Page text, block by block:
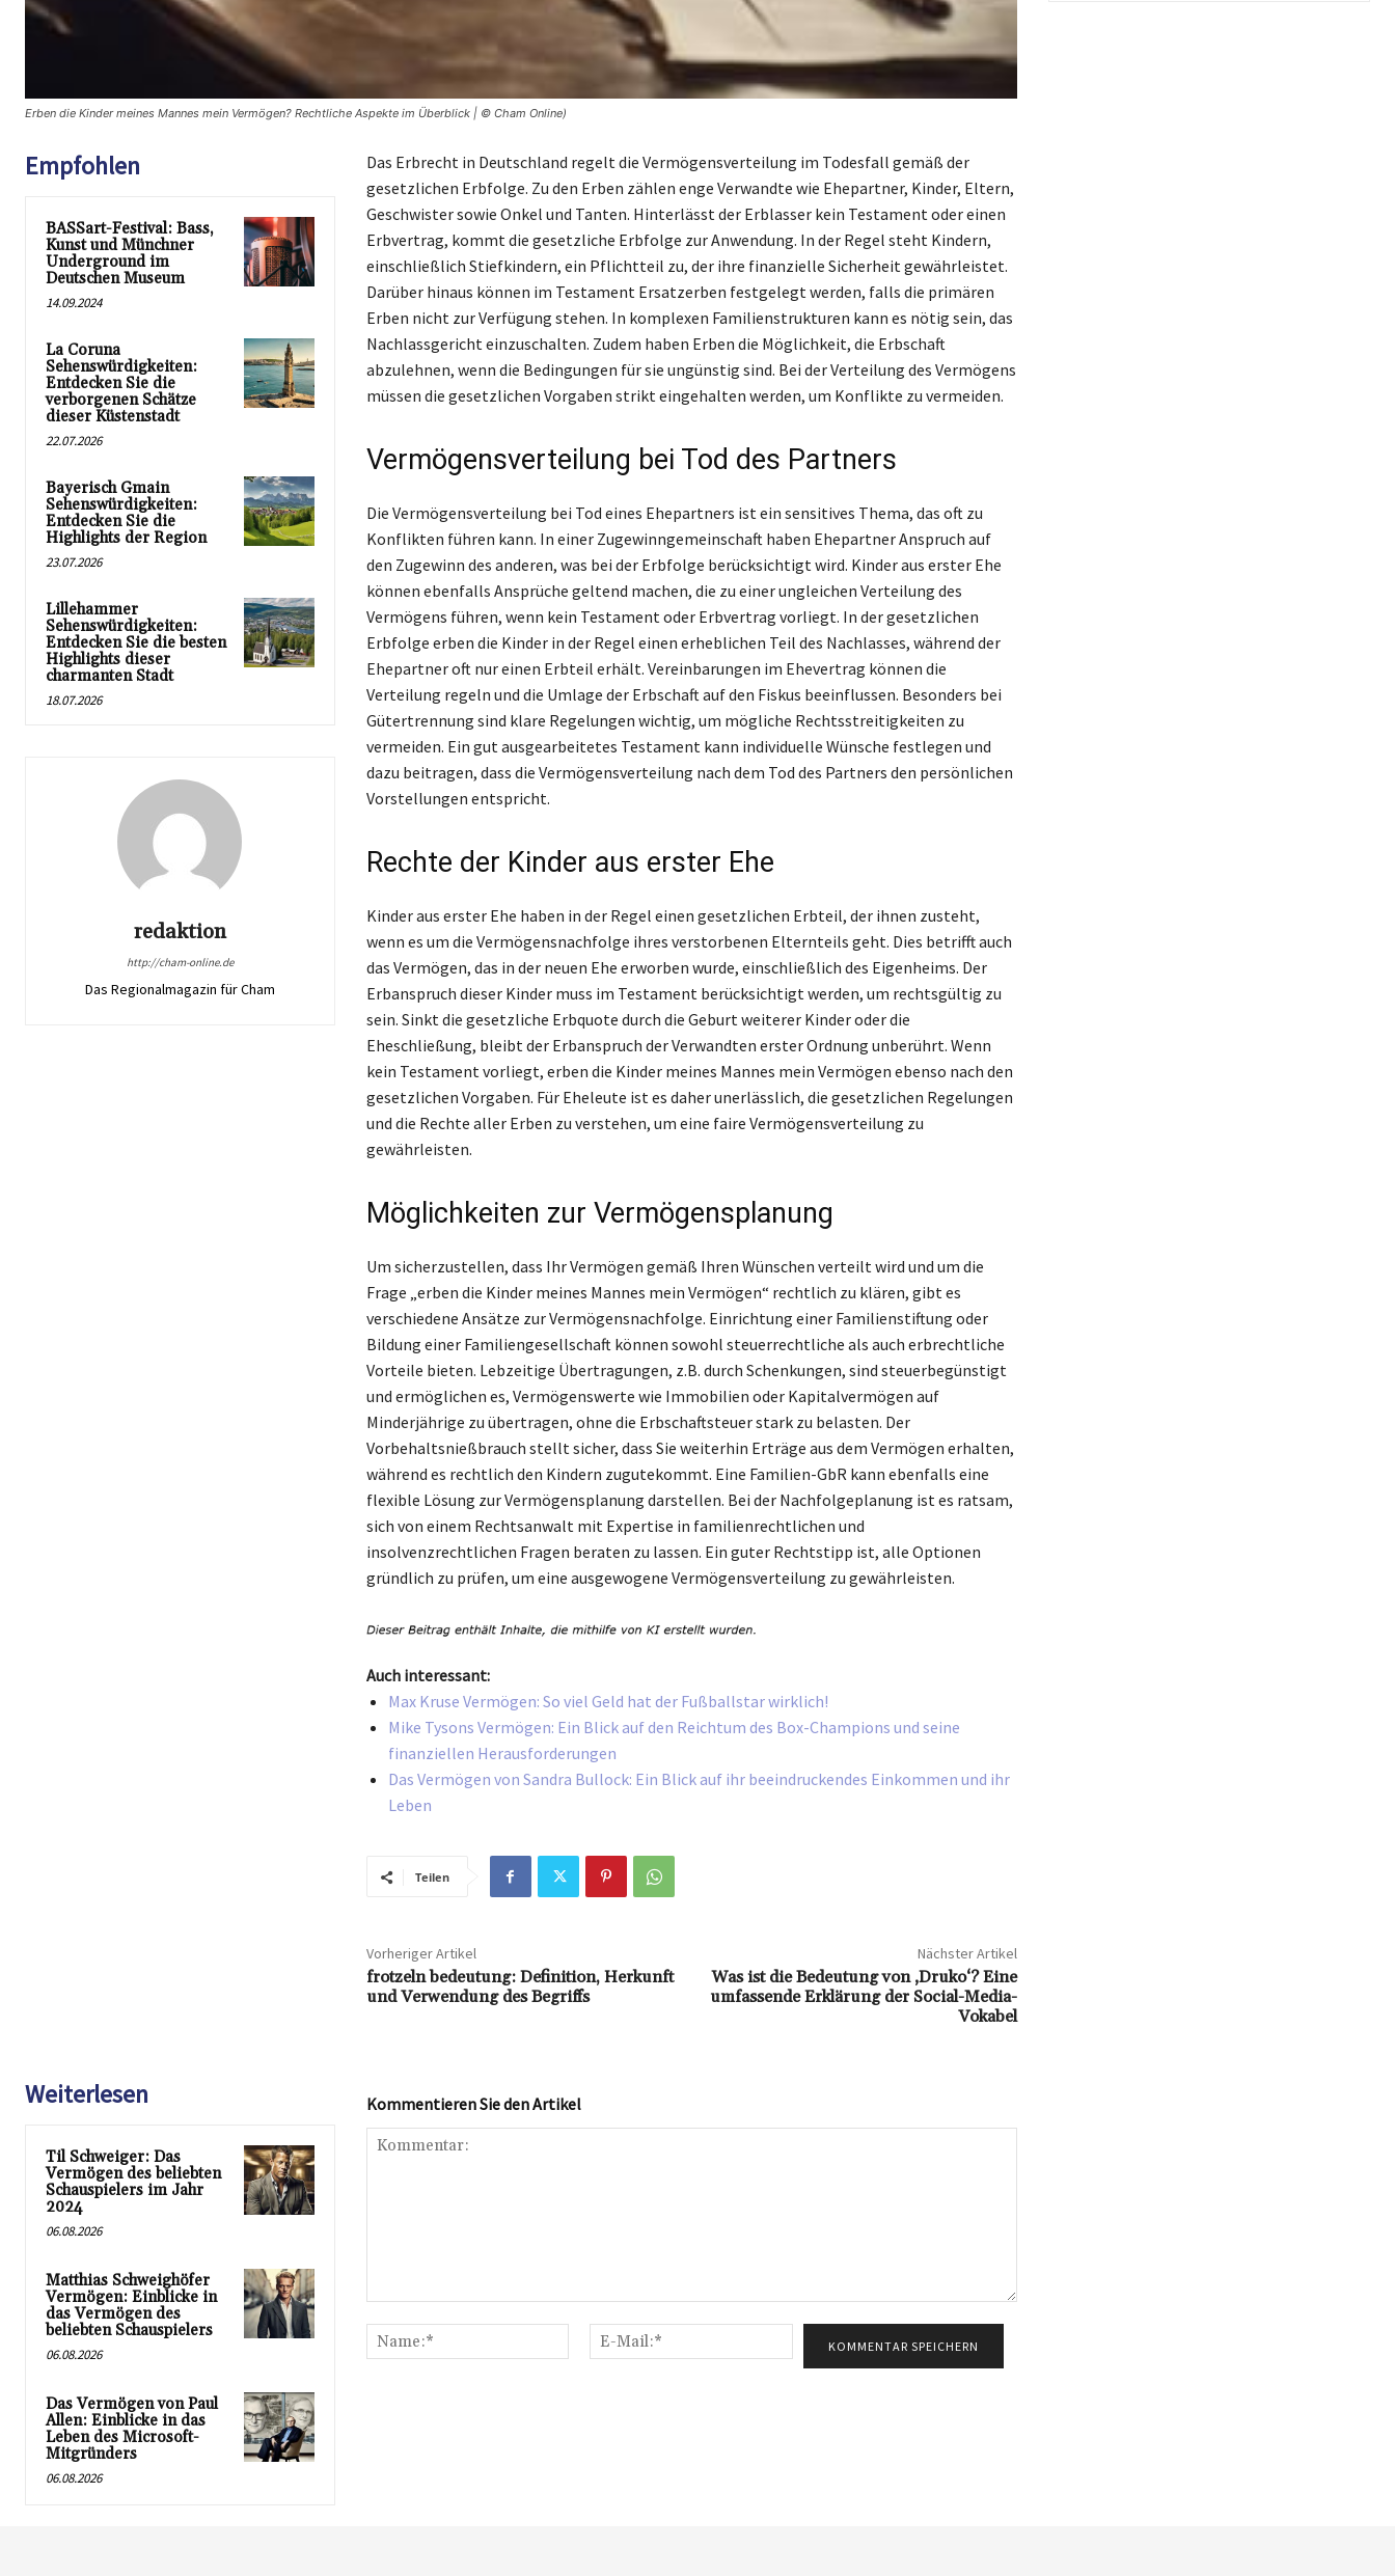
Erben die Kinder meines Mannes mein Vermögen? Rechtliche Aspekte im Überblick | © Cham Online)
Empfohlen
BASSart-Festival: Bass,
Kunst und Münchner
Underground im
Deutschen Museum
14.09.2024
La Coruna
Sehenswürdigkeiten:
Entdecken Sie die
verborgenen Schätze
dieser Küstenstadt
22.07.2026
Bayerisch Gmain
Sehenswürdigkeiten:
Entdecken Sie die
Highlights der Region
23.07.2026
Lillehammer
Sehenswürdigkeiten:
Entdecken Sie die besten
Highlights dieser
charmanten Stadt
18.07.2026
redaktion
http://cham-online.de
Das Regionalmagazin für Cham
Das Erbrecht in Deutschland regelt die Vermögensverteilung im Todesfall gemäß der
gesetzlichen Erbfolge. Zu den Erben zählen enge Verwandte wie Ehepartner, Kinder, Eltern,
Geschwister sowie Onkel und Tanten. Hinterlässt der Erblasser kein Testament oder einen
Erbvertrag, kommt die gesetzliche Erbfolge zur Anwendung. In der Regel steht Kindern,
einschließlich Stiefkindern, ein Pflichtteil zu, der ihre finanzielle Sicherheit gewährleistet.
Darüber hinaus können im Testament Ersatzerben festgelegt werden, falls die primären
Erben nicht zur Verfügung stehen. In komplexen Familienstrukturen kann es nötig sein, das
Nachlassgericht einzuschalten. Zudem haben Erben die Möglichkeit, die Erbschaft
abzulehnen, wenn die Bedingungen für sie ungünstig sind. Bei der Verteilung des Vermögens
müssen die gesetzlichen Vorgaben strikt eingehalten werden, um Konflikte zu vermeiden.
Vermögensverteilung bei Tod des Partners
Die Vermögensverteilung bei Tod eines Ehepartners ist ein sensitives Thema, das oft zu
Konflikten führen kann. In einer Zugewinngemeinschaft haben Ehepartner Anspruch auf
den Zugewinn des anderen, was bei der Erbfolge berücksichtigt wird. Kinder aus erster Ehe
können ebenfalls Ansprüche geltend machen, die zu einer ungleichen Verteilung des
Vermögens führen, wenn kein Testament oder Erbvertrag vorliegt. In der gesetzlichen
Erbfolge erben die Kinder in der Regel einen erheblichen Teil des Nachlasses, während der
Ehepartner oft nur einen Erbteil erhält. Vereinbarungen im Ehevertrag können die
Verteilung regeln und die Umlage der Erbschaft auf den Fiskus beeinflussen. Besonders bei
Gütertrennung sind klare Regelungen wichtig, um mögliche Rechtsstreitigkeiten zu
vermeiden. Ein gut ausgearbeitetes Testament kann individuelle Wünsche festlegen und
dazu beitragen, dass die Vermögensverteilung nach dem Tod des Partners den persönlichen
Vorstellungen entspricht.
Rechte der Kinder aus erster Ehe
Kinder aus erster Ehe haben in der Regel einen gesetzlichen Erbteil, der ihnen zusteht,
wenn es um die Vermögensnachfolge ihres verstorbenen Elternteils geht. Dies betrifft auch
das Vermögen, das in der neuen Ehe erworben wurde, einschließlich des Eigenheims. Der
Erbanspruch dieser Kinder muss im Testament berücksichtigt werden, um rechtsgültig zu
sein. Sinkt die gesetzliche Erbquote durch die Geburt weiterer Kinder oder die
Eheschließung, bleibt der Erbanspruch der Verwandten erster Ordnung unberührt. Wenn
kein Testament vorliegt, erben die Kinder meines Mannes mein Vermögen ebenso nach den
gesetzlichen Vorgaben. Für Eheleute ist es daher unerlässlich, die gesetzlichen Regelungen
und die Rechte aller Erben zu verstehen, um eine faire Vermögensverteilung zu
gewährleisten.
Möglichkeiten zur Vermögensplanung
Um sicherzustellen, dass Ihr Vermögen gemäß Ihren Wünschen verteilt wird und um die
Frage „erben die Kinder meines Mannes mein Vermögen“ rechtlich zu klären, gibt es
verschiedene Ansätze zur Vermögensnachfolge. Einrichtung einer Familienstiftung oder
Bildung einer Familiengesellschaft können sowohl steuerrechtliche als auch erbrechtliche
Vorteile bieten. Lebzeitige Übertragungen, z.B. durch Schenkungen, sind steuerbegünstigt
und ermöglichen es, Vermögenswerte wie Immobilien oder Kapitalvermögen auf
Minderjährige zu übertragen, ohne die Erbschaftsteuer stark zu belasten. Der
Vorbehaltsnießbrauch stellt sicher, dass Sie weiterhin Erträge aus dem Vermögen erhalten,
während es rechtlich den Kindern zugutekommt. Eine Familien-GbR kann ebenfalls eine
flexible Lösung zur Vermögensplanung darstellen. Bei der Nachfolgeplanung ist es ratsam,
sich von einem Rechtsanwalt mit Expertise in familienrechtlichen und
insolvenzrechtlichen Fragen beraten zu lassen. Ein guter Rechtstipp ist, alle Optionen
gründlich zu prüfen, um eine ausgewogene Vermögensverteilung zu gewährleisten.
Auch interessant:
Max Kruse Vermögen: So viel Geld hat der Fußballstar wirklich!
Mike Tysons Vermögen: Ein Blick auf den Reichtum des Box-Champions und seine
finanziellen Herausforderungen
Das Vermögen von Sandra Bullock: Ein Blick auf ihr beeindruckendes Einkommen und ihr
Leben
Teilen
Vorheriger Artikel
frotzeln bedeutung: Definition, Herkunft
und Verwendung des Begriffs
Nächster Artikel
Was ist die Bedeutung von ‚Druko‘? Eine
umfassende Erklärung der Social-Media-
Vokabel
Weiterlesen
Til Schweiger: Das
Vermögen des beliebten
Schauspielers im Jahr
2024
06.08.2026
Matthias Schweighöfer
Vermögen: Einblicke in
das Vermögen des
beliebten Schauspielers
06.08.2026
Das Vermögen von Paul
Allen: Einblicke in das
Leben des Microsoft-
Mitgründers
06.08.2026
Kommentieren Sie den Artikel
Name:*
Mail:*